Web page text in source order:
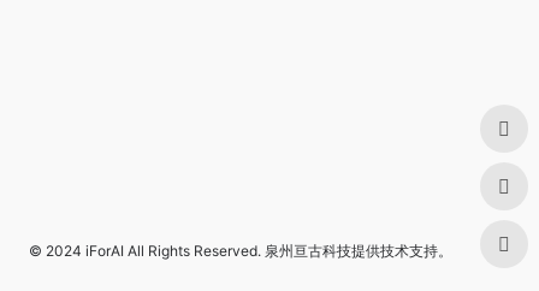
© 2024 iForAI All Rights Reserved. 泉州亘古科技提供技术支持。